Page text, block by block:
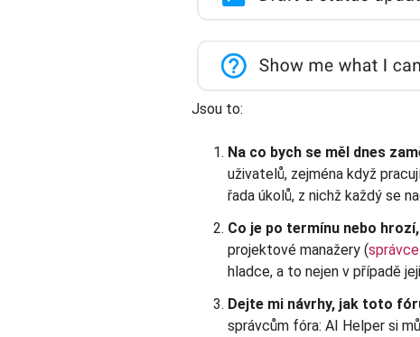
Jsou to:
Na co bych se měl dnes
uživatelů, zejména když
řada úkolů, z nichž každý se
Co je po termínu nebo
projektové manažery (
hladce, a to nejen v případě
Dejte mi návrhy, jak toto
správcům fóra: AI Helper si